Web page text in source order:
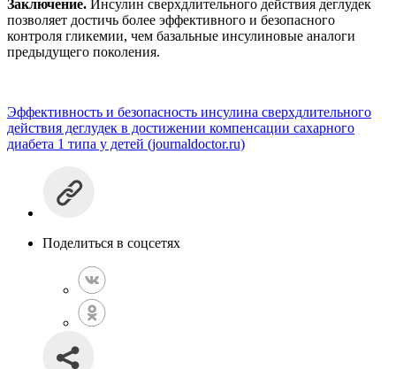
Заключение. Инсулин сверхдлительного действия деглудек
позволяет достичь более эффективного и безопасного
контроля гликемии, чем базальные инсулиновые аналоги
предыдущего поколения.
Эффективность и безопасность инсулина сверхдлительного
действия деглудек в достижении компенсации сахарного
диабета 1 типа у детей (journaldoctor.ru)
Поделиться в соцсетях